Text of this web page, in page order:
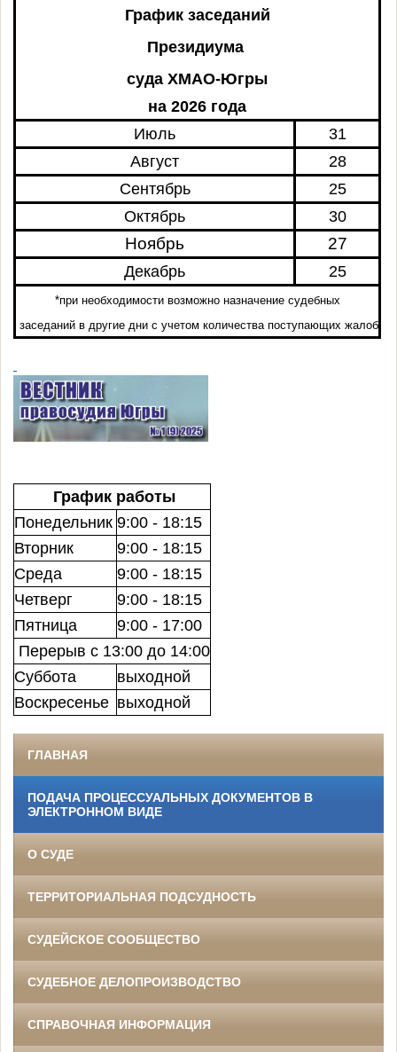
График заседаний
Президиума
суда ХМАО-Югры
на 2026 года
Июль
31
Август
28
Сентябрь
25
Октябрь
30
Ноябрь 27
Декабрь 25
*при необходимости возможно назначение судебных
заседаний в другие дни с учетом количества поступающих жалоб
График работы
Понедельник 9:00 - 18:15
Вторник
9:00 - 18:15
Среда
9:00 - 18:15
Четверг
9:00 - 18:15
Пятница
9:00 - 17:00
Перерыв с 13:00 до 14:00
Суббота
выходной
Воскресенье выходной
ГЛАВНАЯ
ПОДАЧА ПРОЦЕССУАЛЬНЫХ ДОКУМЕНТОВ В
ЭЛЕКТРОННОМ ВИДЕ
О СУДЕ
ТЕРРИТОРИАЛЬНАЯ ПОДСУДНОСТЬ
СУДЕЙСКОЕ СООБЩЕСТВО
СУДЕБНОЕ ДЕЛОПРОИЗВОДСТВО
СПРАВОЧНАЯ ИНФОРМАЦИЯ